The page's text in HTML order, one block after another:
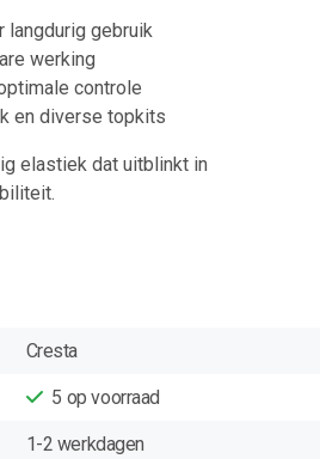
langdurig gebruik
werking
controle
en diverse topkits
elastiek dat uitblinkt in
Cresta
5 op voorraad
1-2 werkdagen